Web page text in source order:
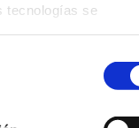
tecnologías se
y
por un modelo